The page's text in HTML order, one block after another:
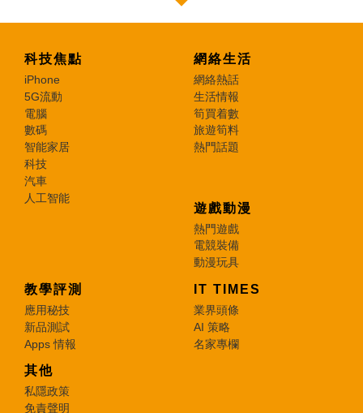
科技焦點
iPhone
5G流動
電腦
數碼
智能家居
科技
汽車
人工智能
網絡生活
網絡熱話
生活情報
筍買着數
旅遊筍料
熱門話題
遊戲動漫
熱門遊戲
電競裝備
動漫玩具
教學評測
應用秘技
新品測試
Apps 情報
IT TIMES
業界頭條
AI 策略
名家專欄
其他
私隱政策
免責聲明